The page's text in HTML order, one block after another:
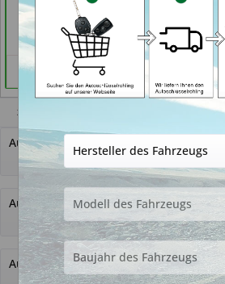
Händlerprofil
Z4
Autoschlüssel mit Funk
Autoschlüssel ohne Funk
Autoschlüsselgehäuse und Zubehör